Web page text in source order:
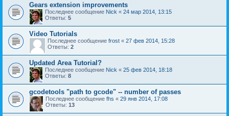
Gears extension improvements
Последнее сообщение Nick « 24 мар 2014, 13:15
Ответы: 5
Video Tutorials
Последнее сообщение frost « 27 фев 2014, 15:28
Ответы: 2
Updated Area Tutorial?
Последнее сообщение Nick « 25 фев 2014, 18:18
Ответы: 8
gcodetools "path to gcode" -- number of passes
Последнее сообщение fhs « 29 янв 2014, 17:08
Ответы: 13